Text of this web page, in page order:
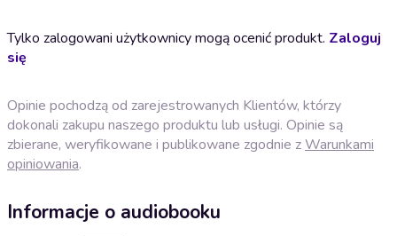
Tylko zalogowani użytkownicy mogą ocenić produkt. Zaloguj
się
Opinie pochodzą od zarejestrowanych Klientów, którzy
dokonali zakupu naszego produktu lub usługi. Opinie są
zbierane, weryfikowane i publikowane zgodnie zWarunkami
opiniowania.
Informacje o audiobooku